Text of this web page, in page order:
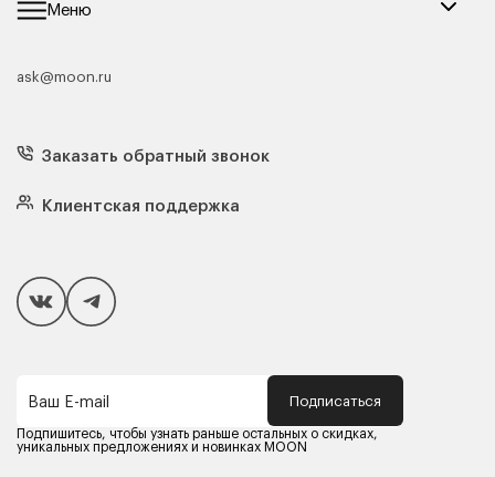
Меню
Каталог мебели
Кресла
Матрасы
Подушки
Чехлы и наматрасники
Покупателям
Способы оплаты
Компания MOON
Оферта
Политика конфиденциальности
ask@moon.ru
Заказать обратный звонок
Клиентская поддержка
Ваш E-mail Подписаться
Подпишитесь, чтобы узнать раньше остальных о скидках,
уникальных предложениях и новинках MOON